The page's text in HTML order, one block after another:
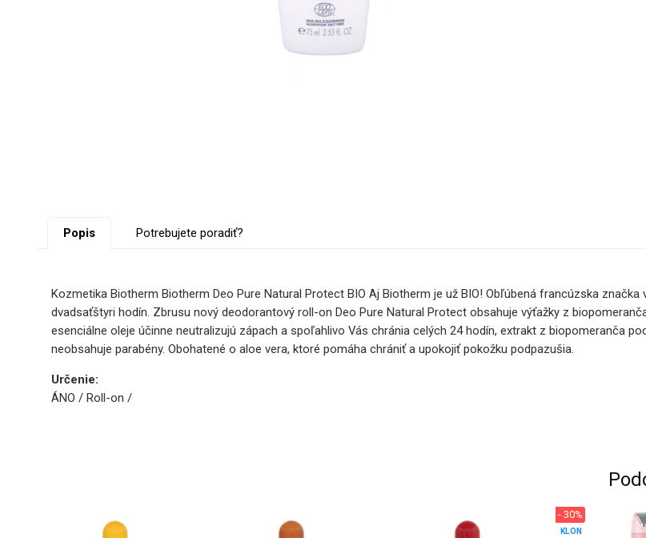
Popis Potrebujete poradiť?
Kozmetika Biotherm Biotherm Deo Pure Natural Protect BIO Aj Biotherm je už BIO! Obľúbená francúzska
dvadsaťštyri hodín. Zbrusu nový deodorantový roll-on Deo Pure Natural Protect obsahuje výťažky z
esenciálne oleje účinne neutralizujú zápach a spoľahlivo Vás chránia celých 24 hodín, extrakt z biopomeranča
neobsahuje parabény. Obohatené o aloe vera, ktoré pomáha chrániť a upokojiť pokožku podpazušia.
Určenie:
ÁNO / Roll-on /
KLON
- 30%